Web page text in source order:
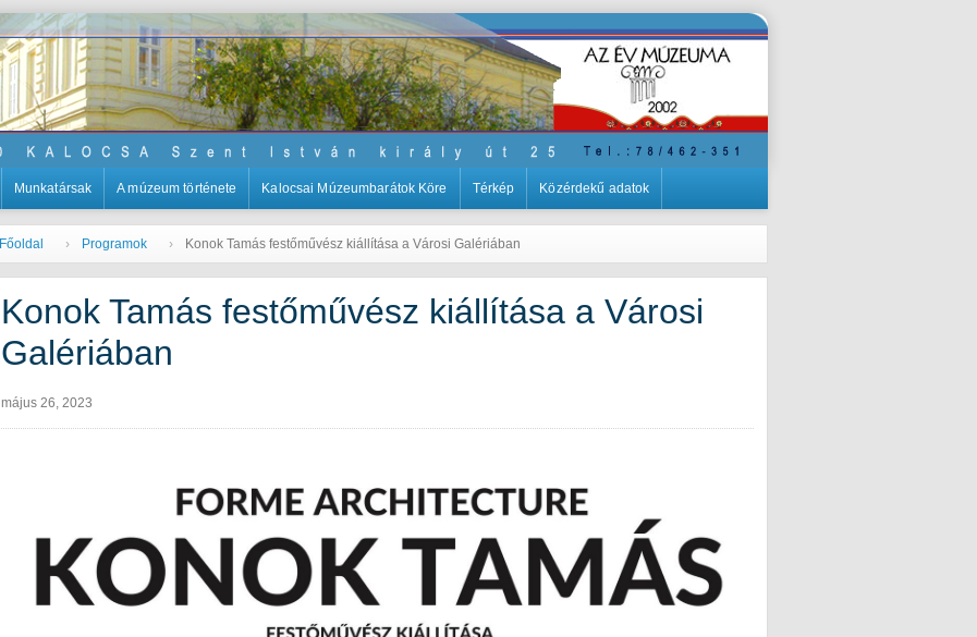
Munkatársak A múzeum története Kalocsai Múzeumbarátok Köre Térkép Közérdekű adatok
Főoldal Programok Konok Tamás festőművész kiállítása a Városi Galériában
Konok Tamás festőművész kiállítása a Városi
Galériában
május 26, 2023